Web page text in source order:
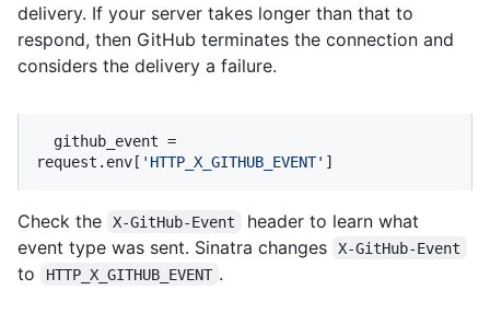
delivery. If your server takes longer than that to
respond, then GitHub terminates the connection and
considers the delivery a failure.
request.env[ 'HTTP_X_GITHUB_EVENT' ]
Check the X-GitHub-Event
header to learn what
event type was sent. Sinatra changes
X-GitHub-Event
to HTTP_X_GITHUB_EVENT .